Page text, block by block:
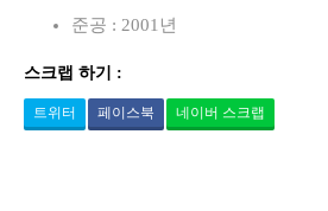
준공 : 2001년
스크랩 하기 :
트위터 페이스북 네이버 스크랩